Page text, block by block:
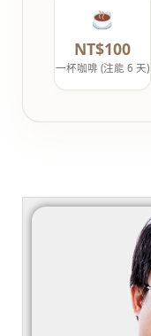
NT$100
一杯咖啡 (注能 6 天)